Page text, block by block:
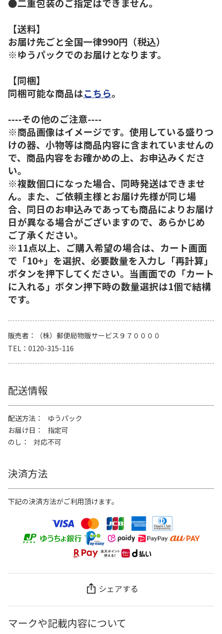
【送料】
お届け先ごと全国一律990円（税込）
※ゆうパックでのお届けとなります。
【同梱】
同梱可能な商品はこちら。
----その他のご注意----
※商品画像はイメージです。使用している盛りつ
けの器、小物等は商品内容に含まれていませんの
で、商品内容をお確かめの上、お申込みくださ
い。
※複数個口になった場合、同時発送はできませ
ん。また、ご依頼主様とお届け先様が同じ場
合、同日のお申込みであっても商品によりお届け
日が異なる場合がございますので、あらかじめ
ご了承ください。
※11点以上、ご購入希望の場合は、カート画面
で「10+」を選択、必要数量を入力し「再計算」
ボタンを押下してください。当画面での「カート
に入れる」ボタン押下時の数量選択は1個で結構
です。
販売者
（株）郵便局物販サービス９７００００
TEL
0120-315-116
配送情報
配送方法
ゆうパック
お届け日
指定可
のし
対応不可
決済方法
下記の決済方法がご利用頂けます。
シェアする
マークや記載内容について